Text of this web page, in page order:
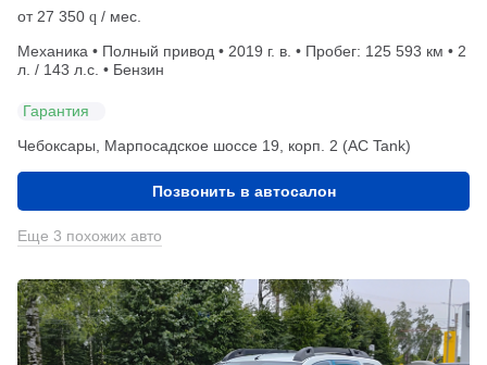
от 27 350 q / мес.
Механика • Полный привод • 2019 г. в. • Пробег: 125 593 км • 2
л. / 143 л.с. • Бензин
Гарантия
Чебоксары, Марпосадское шоссе 19, корп. 2 (АС Tank)
Позвонить в автосалон
Еще 3 похожих авто